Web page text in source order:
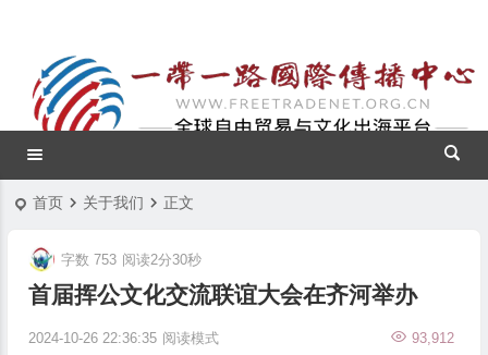
首页 关于我们 正文
首届挥公文化交流联谊大会在齐河举办
2024-10-26 22:36:35 93,912
字数 753 阅读2分30秒
阅读模式